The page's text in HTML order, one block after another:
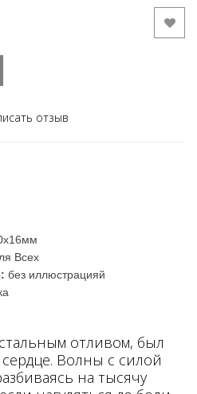
отзыв
Всех
без иллюстрацияй
отливом, был
Волны с силой
на тысячу